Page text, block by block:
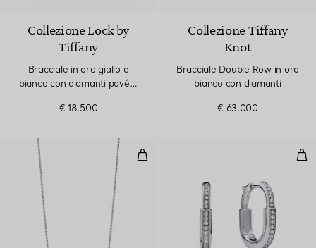
Collezione Lock by
Tiffany
Bracciale in oro giallo e
bianco con diamanti pavé a
€ 18.500
Collezione Tiffany
Knot
Bracciale Double Row in oro
bianco con diamanti
€ 63.000
Pendente Smile in oro bianco